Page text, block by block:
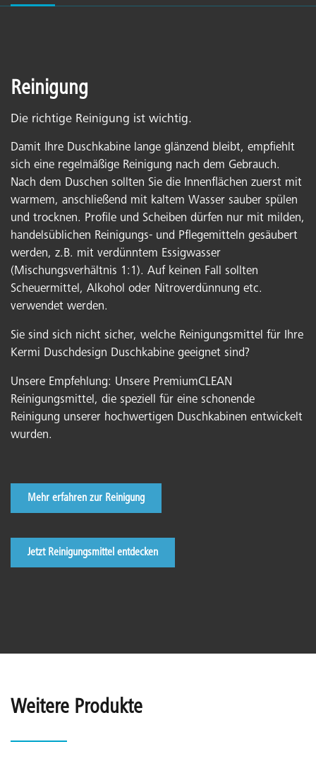
Reinigung
Die richtige Reinigung ist wichtig.
Damit Ihre Duschkabine lange glänzend bleibt, empfiehlt
sich eine regelmäßige Reinigung nach dem Gebrauch.
Nach dem Duschen sollten Sie die Innenflächen zuerst mit
warmem, anschließend mit kaltem Wasser sauber spülen
und trocknen. Profile und Scheiben dürfen nur mit milden,
handelsüblichen Reinigungs- und Pflegemitteln gesäubert
werden, z.B. mit verdünntem Essigwasser
(Mischungsverhältnis 1:1). Auf keinen Fall sollten
Scheuermittel, Alkohol oder Nitroverdünnung etc.
verwendet werden.
Sie sind sich nicht sicher, welche Reinigungsmittel für Ihre
Kermi Duschdesign Duschkabine geeignet sind?
Unsere Empfehlung: Unsere PremiumCLEAN
Reinigungsmittel, die speziell für eine schonende
Reinigung unserer hochwertigen Duschkabinen entwickelt
wurden.
Mehr erfahren zur Reinigung
Jetzt Reinigungsmittel entdecken
Weitere Produkte